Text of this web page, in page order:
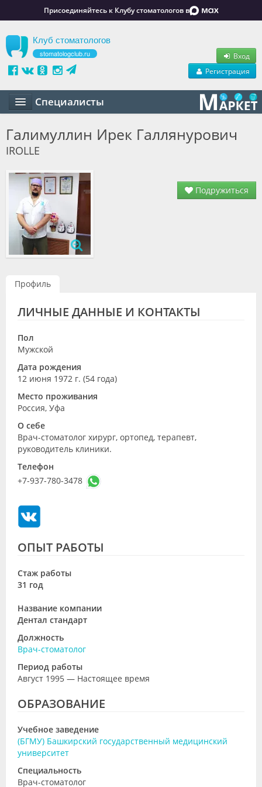
Присоединяйтесь к Клубу стоматологов в
Клуб стоматологов
stomatologclub.ru
Вход
Регистрация
Специалисты
Маркет
Обучение
Вакансии
Резюме
Объявления
Специалисты
Галерея
Блоги
Лаборатории
Галимуллин Ирек Галлянурович
Подружиться
IROLLE
Профиль
ЛИЧНЫЕ ДАННЫЕ И КОНТАКТЫ
Пол
Мужской
Дата рождения
12 июня 1972 г. (54 года)
Место проживания
Россия, Уфа
О себе
Врач-стоматолог хирург, ортопед, терапевт,
руководитель клиники.
Телефон
+7-937-780-3478
ОПЫТ РАБОТЫ
Стаж работы
31 год
Название компании
Дентал стандарт
Должность
Врач-стоматолог
Период работы
Август 1995 — Настоящее время
ОБРАЗОВАНИЕ
Учебное заведение
(БГМУ) Башкирский государственный медицинский
университет
Специальность
Врач-стоматолог